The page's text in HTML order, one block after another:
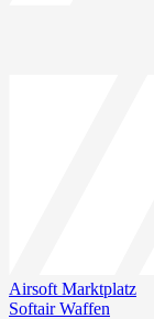
Airsoft Marktplatz
Softair Waffen